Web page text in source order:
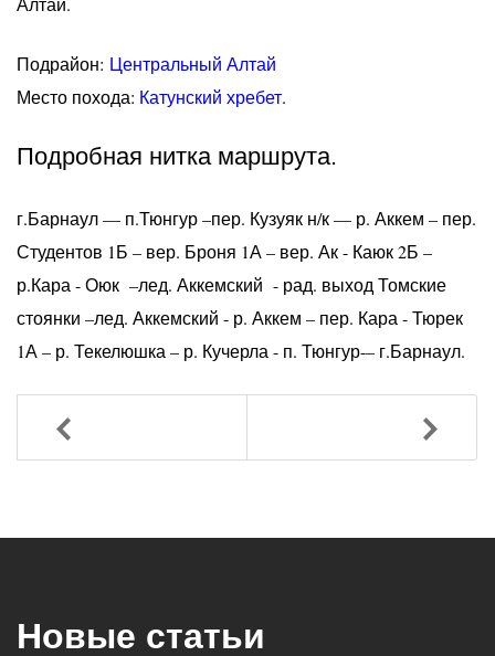
Подрайон: Центральный Алтай
Место похода: Катунский хребет.
Подробная нитка маршрута.
г.Барнаул –– п.Тюнгур –пер. Кузуяк н/к –– р. Аккем – пер.
Студентов 1Б – вер. Броня 1А – вер. Ак - Каюк 2Б –
р.Кара - Оюк –лед. Аккемский - рад. выход Томские
стоянки –лед. Аккемский - р. Аккем – пер. Кара - Тюрек
1А – р. Текелюшка – р. Кучерла - п. Тюнгур-– г.Барнаул.
Назад Вперед
Новые статьи